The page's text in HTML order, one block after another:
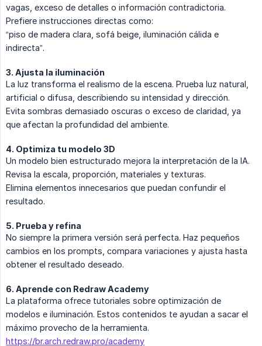
vagas, exceso de detalles o información contradictoria.
Prefiere instrucciones directas como:
“piso de madera clara, sofá beige, iluminación cálida e
indirecta”.
3. Ajusta la iluminación
La luz transforma el realismo de la escena. Prueba luz natural,
artificial o difusa, describiendo su intensidad y dirección.
Evita sombras demasiado oscuras o exceso de claridad, ya
que afectan la profundidad del ambiente.
4. Optimiza tu modelo 3D
Un modelo bien estructurado mejora la interpretación de la IA.
Revisa la escala, proporción, materiales y texturas.
Elimina elementos innecesarios que puedan confundir el
resultado.
5. Prueba y refina
No siempre la primera versión será perfecta. Haz pequeños
cambios en los prompts, compara variaciones y ajusta hasta
obtener el resultado deseado.
6. Aprende con Redraw Academy
La plataforma ofrece tutoriales sobre optimización de
modelos e iluminación. Estos contenidos te ayudan a sacar el
máximo provecho de la herramienta.
https://br.arch.redraw.pro/academy